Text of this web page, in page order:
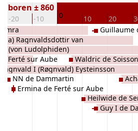
-20 -10 0 10 20
± 860
Ragnvaldsdottir van
(von Ludolphiden)
Ferté sur Aube
Ragnvald I (Røgnvald) Eysteinsson
NN de Dammartin
Ermina de Ferté sur Aube
Waldric de
Heilwide de
Guillaume
Guy I de